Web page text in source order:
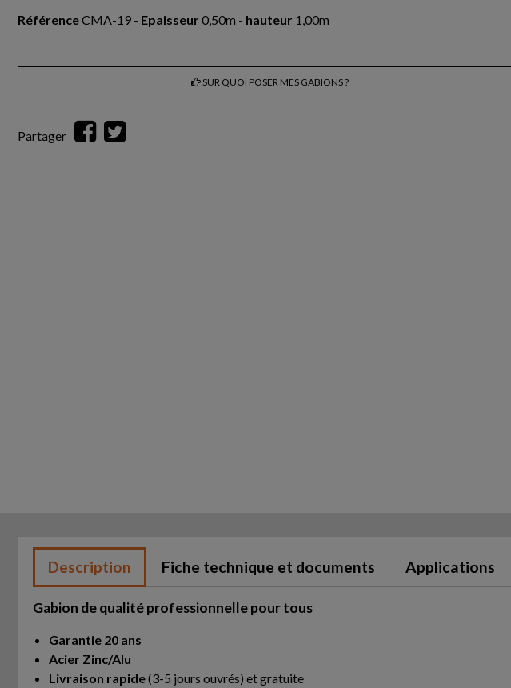
RéférenceCMA-19 - Epaisseur 0,50m - hauteur 1,00m
SUR QUOI POSER MES GABIONS ?
Partager
Description Fiche technique et documents Applications
Gabion de qualité professionnelle pour tous
Garantie 20 ans
Acier Zinc/Alu
Livraison rapide(3-5 jours ouvrés) et gratuite